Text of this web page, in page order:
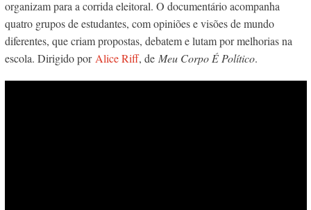
organizam para a corrida eleitoral. O documentário acompanha
quatro grupos de estudantes, com opiniões e visões de mundo
diferentes, que criam propostas, debatem e lutam por melhorias na
escola. Dirigido porAlice Riff, de Meu Corpo É Político.